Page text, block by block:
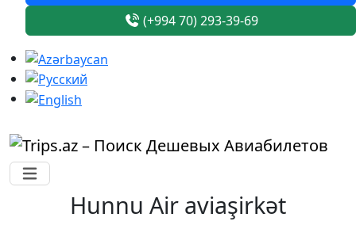
(+994 70) 293-39-69
Hunnu Air aviaşirkət